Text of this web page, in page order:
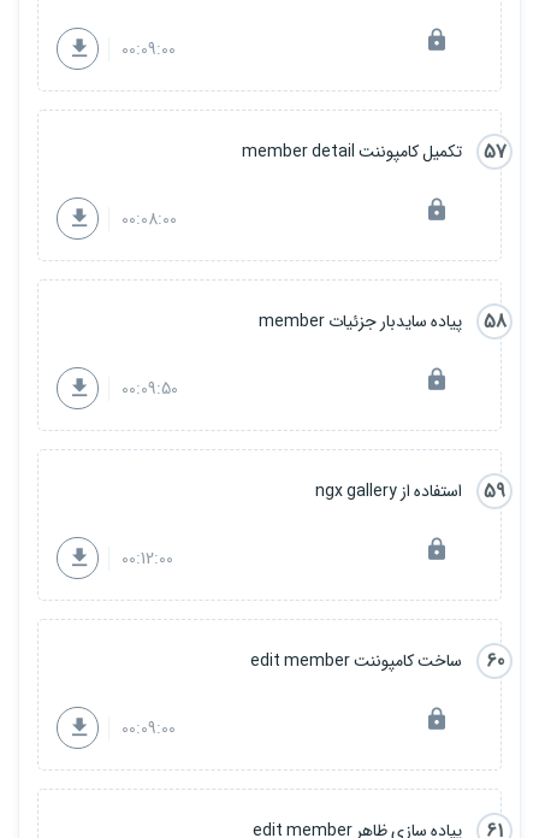
00:09:00
57 تکمیل کامپوننت member detail
00:08:00
58 پیاده سایدبار جزئیات member
00:09:50
59 استفاده از ngx gallery
00:12:00
60 ساخت کامپوننت edit member
00:09:00
61 پیاده سازی ظاهر edit member